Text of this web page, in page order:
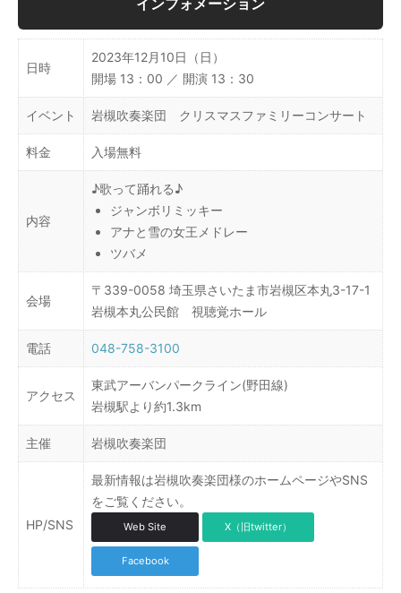
インフォメーション
日時
2023年12月10日（日）
開場 13：00 ／ 開演 13：30
イベント 岩槻吹奏楽団 クリスマスファミリーコンサート
料金 入場無料
内容
♪歌って踊れる♪
ジャンボリミッキー
アナと雪の女王メドレー
ツバメ
会場
〒339-0058 埼玉県さいたま市岩槻区本丸3-17-1
岩槻本丸公民館 視聴覚ホール
電話 048-758-3100
アクセス
東武アーバンパークライン(野田線)
岩槻駅より約1.3km
主催 岩槻吹奏楽団
HP/SNS
最新情報は岩槻吹奏楽団様のホームページやSNS
をご覧ください。
Web Site X（旧twitter）
Facebook